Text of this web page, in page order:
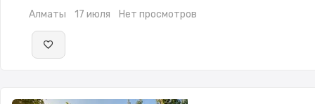
Алматы 17 июля Нет просмотров